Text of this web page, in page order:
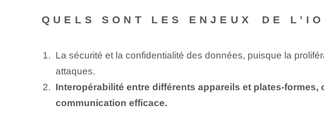
QUELS SONT LES ENJEUX⁢ DE
La sécurité et la confidentialité des données, puisque la
attaques.
Interopérabilité entre différents appareils et plates-
communication efficace.